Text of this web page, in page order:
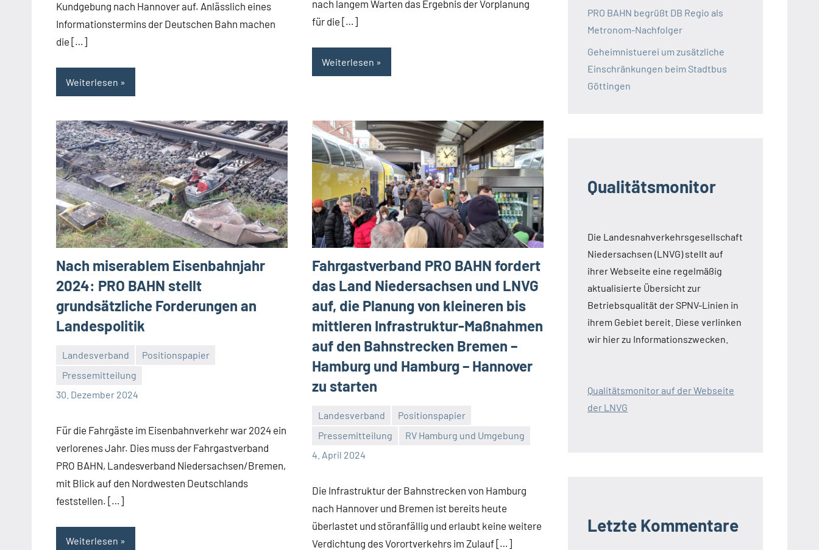
Kundgebung nach Hannover auf. Anlässlich eines
Informationstermins der Deutschen Bahn machen
die […]
Weiterlesen
nach langem Warten das Ergebnis der Vorplanung
für die […]
Weiterlesen
Nach miserablem Eisenbahnjahr
2024: PRO BAHN stellt
grundsätzliche Forderungen an
Landespolitik
Landesverband
Positionspapier
Pressemitteilung
30. Dezember 2024
Malte
Diehl
Keine
Kommentare
Für die Fahrgäste im Eisenbahnverkehr war 2024 ein
verlorenes Jahr. Dies muss der Fahrgastverband
PRO BAHN, Landesverband Niedersachsen/Bremen,
mit Blick auf den Nordwesten Deutschlands
feststellen. […]
Weiterlesen
Fahrgastverband PRO BAHN fordert
das Land Niedersachsen und LNVG
auf, die Planung von kleineren bis
mittleren Infrastruktur-Maßnahmen
auf den Bahnstrecken Bremen –
Hamburg und Hamburg – Hannover
zu starten
Landesverband
Positionspapier
Pressemitteilung
RV Hamburg und Umgebung
4. April 2024
Malte
Diehl
Ein
Kommentar
Die Infrastruktur der Bahnstrecken von Hamburg
nach Hannover und Bremen ist bereits heute
überlastet und störanfällig und erlaubt keine weitere
Verdichtung des Vorortverkehrs im Zulauf […]
PRO BAHN begrüßt DB Regio als
Metronom-Nachfolger
Geheimnistuerei um zusätzliche
Einschränkungen beim Stadtbus
Göttingen
Qualitätsmonitor
Die Landesnahverkehrsgesellschaft
Niedersachsen (LNVG) stellt auf
ihrer Webseite eine regelmäßig
aktualisierte Übersicht zur
Betriebsqualität der SPNV-Linien in
ihrem Gebiet bereit. Diese verlinken
wir hier zu Informationszwecken.
Qualitätsmonitor auf der Webseite
der LNVG
Letzte Kommentare